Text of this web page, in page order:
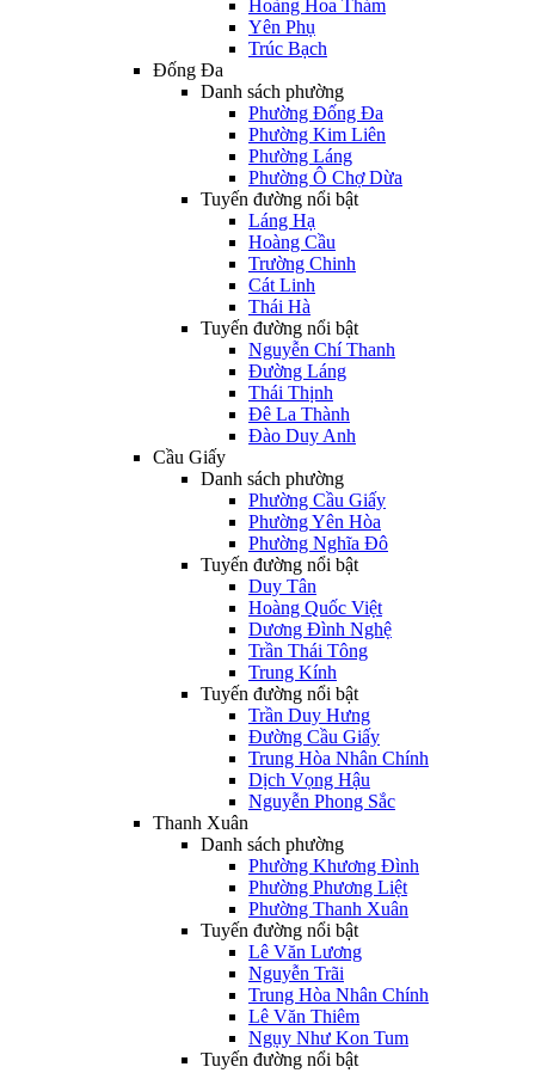
Hoàng Hoa Thám
Yên Phụ
Trúc Bạch
Đống Đa
Danh sách phường
Phường Đống Đa
Phường Kim Liên
Phường Láng
Phường Ô Chợ Dừa
Tuyến đường nổi bật
Láng Hạ
Hoàng Cầu
Trường Chinh
Cát Linh
Thái Hà
Tuyến đường nổi bật
Nguyễn Chí Thanh
Đường Láng
Thái Thịnh
Đê La Thành
Đào Duy Anh
Cầu Giấy
Danh sách phường
Phường Cầu Giấy
Phường Yên Hòa
Phường Nghĩa Đô
Tuyến đường nổi bật
Duy Tân
Hoàng Quốc Việt
Dương Đình Nghệ
Trần Thái Tông
Trung Kính
Tuyến đường nổi bật
Trần Duy Hưng
Đường Cầu Giấy
Trung Hòa Nhân Chính
Dịch Vọng Hậu
Nguyễn Phong Sắc
Thanh Xuân
Danh sách phường
Phường Khương Đình
Phường Phương Liệt
Phường Thanh Xuân
Tuyến đường nổi bật
Lê Văn Lương
Nguyễn Trãi
Trung Hòa Nhân Chính
Lê Văn Thiêm
Ngụy Như Kon Tum
Tuyến đường nổi bật